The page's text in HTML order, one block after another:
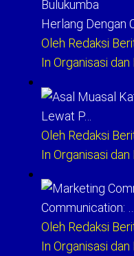
Herlang Dengan
Oleh Redaksi
In Organisasi
Lewat P…
Oleh Redaksi
In Organisasi
Communication: …
Oleh Redaksi
In Organisasi